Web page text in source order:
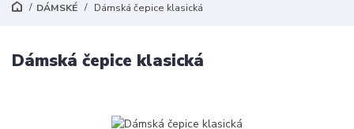
DÁMSKÉ Dámská čepice klasická
Dámská čepice klasická